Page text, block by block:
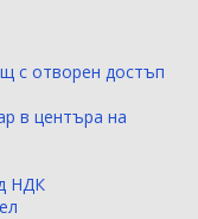
с отворен достъп
в центъра на
НДК